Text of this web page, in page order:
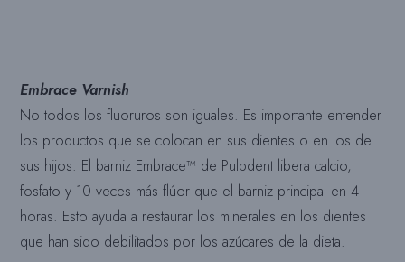
Embrace Varnish
No todos los fluoruros son iguales. Es importante entender
los productos que se colocan en sus dientes o en los de
sus hijos. El barniz Embrace™ de Pulpdent libera calcio,
fosfato y 10 veces más flúor que el barniz principal en 4
horas. Esto ayuda a restaurar los minerales en los dientes
que han sido debilitados por los azúcares de la dieta.